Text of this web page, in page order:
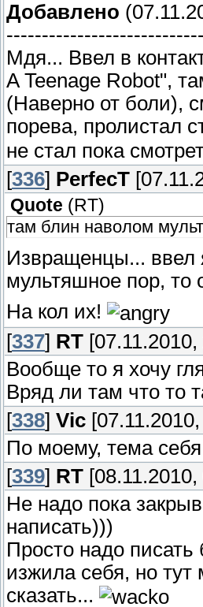
Добавлено
Мдя... Ввел в
A Teenage Robot",
(Наверно от боли),
порева, пролистал
не стал пока
[336] PerfecT
Quote (RT)
там блин наволом
Извращенцы... ввел
мультяшное пор, то
На кол их!
[337] RT [07.11.2010,
Вообще то я хочу
Вряд ли там что то
[338] Vic
По моему, тема
[339] RT [08.11.2010,
Не надо пока
написать)))
Просто надо писать
изжила себя, но
сказать...